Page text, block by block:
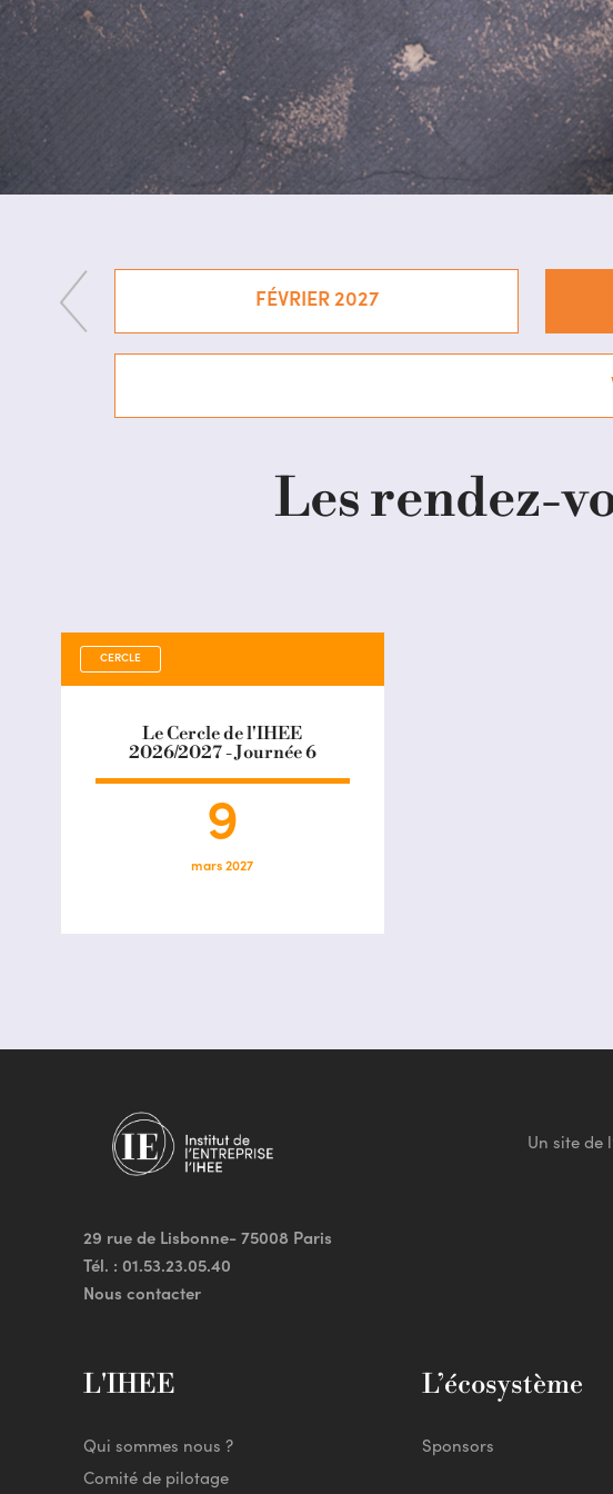
FÉVRIER 2027
Les rendez-
CERCLE
Le Cercle de l'IHEE
2026/2027 - Journée 6
9
mars 2027
29 rue de Lisbonne- 75008 Paris
Tél. : 01.53.23.05.40
Nous contacter
L'IHEE
Qui sommes nous ?
Comité de pilotage
L’écosystème
Sponsors
Un site de